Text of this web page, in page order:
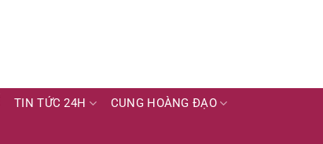
TIN TỨC 24H CUNG HOÀNG ĐẠO